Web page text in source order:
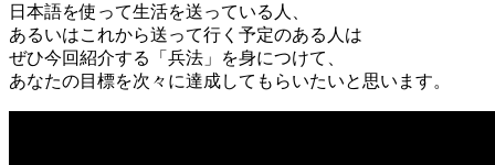
日本語を使って生活を送っている人、
あるいはこれから送って行く予定のある人は
ぜひ今回紹介する「兵法」を身につけて、
あなたの目標を次々に達成してもらいたいと思います。